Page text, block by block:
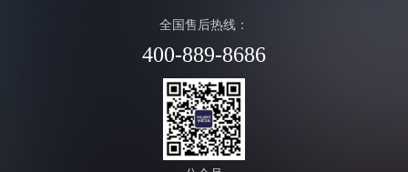
全国售后热线：
400-889-8686